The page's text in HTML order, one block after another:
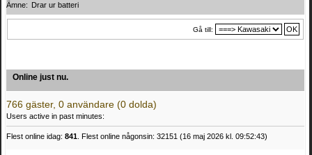
Ämne: Drar ur batteri
Gå till:
Online just nu.
766 gäster, 0 användare (0 dolda)
Users active in past minutes:
Flest online idag: 841. Flest online någonsin: 32151 (16 maj 2026 kl. 09:52:43)